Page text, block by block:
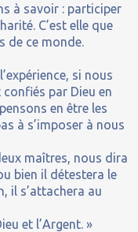
à savoir : participer
C’est elle que
de ce monde.
si nous
par Dieu en
en être les
à s’imposer à nous
maîtres, nous dira
bien il détestera le
il s’attachera au
et l’Argent. »